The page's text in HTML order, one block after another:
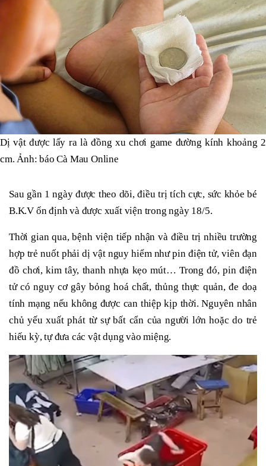
Dị vật được lấy ra là đồng xu chơi game đường kính khoảng 2
cm. Ảnh: báo Cà Mau Online
Sau gần 1 ngày được theo dõi, điều trị tích cực, sức khỏe bé
B.K.V ổn định và được xuất viện trong ngày 18/5.
Thời gian qua, bệnh viện tiếp nhận và điều trị nhiều trường
hợp trẻ nuốt phải dị vật nguy hiểm như pin điện tử, viên đạn
đồ chơi, kim tây, thanh nhựa kẹo mút… Trong đó, pin điện
tử có nguy cơ gây bỏng hoá chất, thủng thực quản, đe doạ
tính mạng nếu không được can thiệp kịp thời. Nguyên nhân
chủ yếu xuất phát từ sự bất cẩn của người lớn hoặc do trẻ
hiếu kỳ, tự đưa các vật dụng vào miệng.